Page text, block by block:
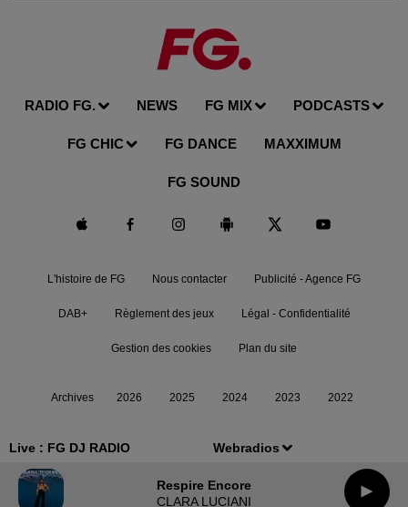
Live : FG DJ RADIO Webradios
Respire Encore
CLARA LUCIANI
RADIO FG. NEWS FG MIX PODCASTS
FG CHIC FG DANCE MAXXIMUM
FG SOUND
L'histoire de FG Nous contacter Publicité - Agence FG
DAB+ Règlement des jeux Légal - Confidentialité
Gestion des cookies Plan du site
Archives 2026 2025 2024 2023 2022